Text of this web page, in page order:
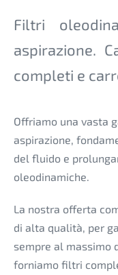
Filtri
aspirazione.
completi e
Offriamo una vasta
aspirazione,
del fluido e
oleodinamiche.
La nostra offerta
di alta qualità, per
sempre al massimo
forniamo filtri